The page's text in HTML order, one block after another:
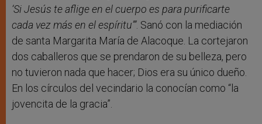
‘Si Jesús te aflige en el cuerpo es para purificarte
cada vez más en el espíritu’”. Sanó con la mediación
de santa Margarita María de Alacoque. La cortejaron
dos caballeros que se prendaron de su belleza, pero
no tuvieron nada que hacer; Dios era su único dueño.
En los círculos del vecindario la conocían como “la
jovencita de la gracia”.